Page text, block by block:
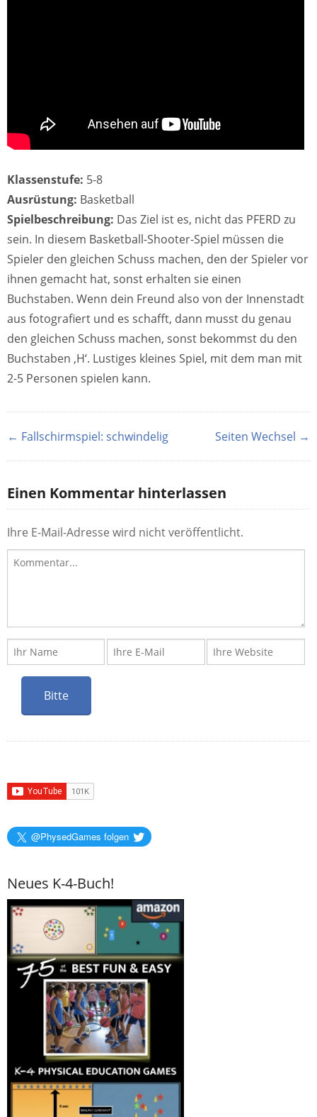
Klassenstufe: 5-8
Ausrüstung: Basketball
Spielbeschreibung: Das Ziel ist es, nicht das PFERD zu
sein. In diesem Basketball-Shooter-Spiel müssen die
Spieler den gleichen Schuss machen, den der Spieler vor
ihnen gemacht hat, sonst erhalten sie einen
Buchstaben. Wenn dein Freund also von der Innenstadt
aus fotografiert und es schafft, dann musst du genau
den gleichen Schuss machen, sonst bekommst du den
Buchstaben ‚H‘. Lustiges kleines Spiel, mit dem man mit
2-5 Personen spielen kann.
← Fallschirmspiel: schwindelig Seiten Wechsel →
Einen Kommentar hinterlassen
Ihre E-Mail-Adresse wird nicht veröffentlicht.
@PhysedGames folgen
Neues K-4-Buch!